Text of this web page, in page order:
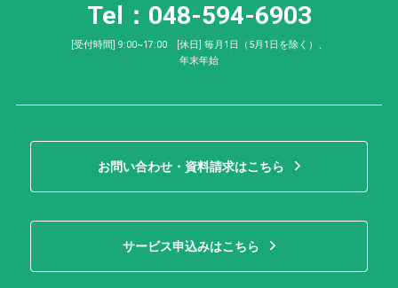
Tel：048-594-6903
[受付時間] 9:00~17:00 [休日] 毎月1日（5月1日を除く）、
年末年始
お問い合わせ・資料請求はこちら
サービス申込みはこちら